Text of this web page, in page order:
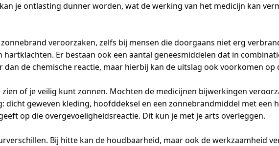
je ontlasting dunner worden, wat de werking van het medicijn kan
veroorzaken, zelfs bij mensen die doorgaans niet erg
Er bestaan ook een aantal geneesmiddelen dat in
de chemische reactie, maar hierbij kan de uitslag ook voorkomen
of je veilig kunt zonnen. Mochten de medicijnen bijwerkingen
geweven kleding, hoofddeksel en een zonnebrandmiddel met een
op die overgevoeligheidsreactie. Dit kun je met je arts overleggen.
Bij hitte kan de houdbaarheid, maar ook de werkzaamheid